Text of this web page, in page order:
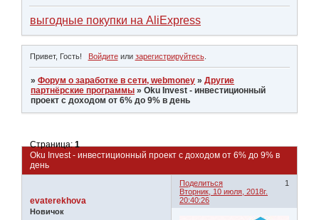
выгодные покупки на AliExpress
Привет, Гость! Войдитеили зарегистрируйтесь.
»Форум о заработке в сети, webmoney »Другие
партнёрские программы »Oku Invest - инвестиционный
проект с доходом от 6% до 9% в день
Oku Invest - инвестиционный проект с доходом от 6% до 9% в
день
Страница:1
Поделиться
1
Вторник, 10 июля, 2018г.
20:40:26
evaterekhova
Новичок